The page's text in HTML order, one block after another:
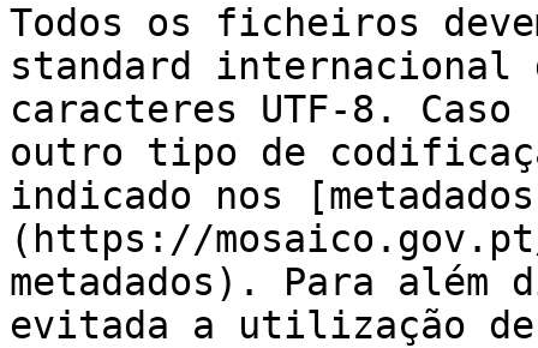
Todos os ficheiros
standard internacional
caracteres UTF-8.
outro tipo de
indicado nos
(https://
metadados). Para além
evitada a utilização